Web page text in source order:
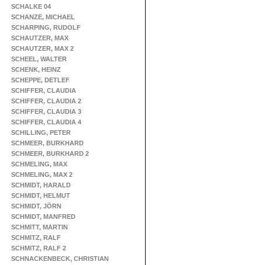
SCHALKE 04
SCHANZE, MICHAEL
SCHARPING, RUDOLF
SCHAUTZER, MAX
SCHAUTZER, MAX 2
SCHEEL, WALTER
SCHENK, HEINZ
SCHEPPE, DETLEF
SCHIFFER, CLAUDIA
SCHIFFER, CLAUDIA 2
SCHIFFER, CLAUDIA 3
SCHIFFER, CLAUDIA 4
SCHILLING, PETER
SCHMEER, BURKHARD
SCHMEER, BURKHARD 2
SCHMELING, MAX
SCHMELING, MAX 2
SCHMIDT, HARALD
SCHMIDT, HELMUT
SCHMIDT, JÖRN
SCHMIDT, MANFRED
SCHMITT, MARTIN
SCHMITZ, RALF
SCHMITZ, RALF 2
SCHNACKENBECK, CHRISTIAN